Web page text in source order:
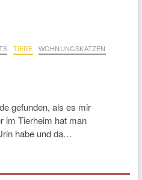
TIERE WOHNUNGSKATZEN
gefunden, als es mir
im Tierheim hat man
habe und da…